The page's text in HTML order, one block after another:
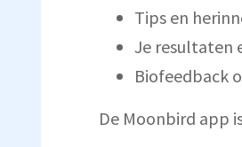
Tips en
Je resultaten
Biofeedback
De Moonbird app